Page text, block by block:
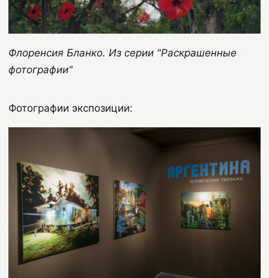
Флоренсия Бланко. Из серии "Раскрашенные
фотографии"
Фотографии экспозиции: